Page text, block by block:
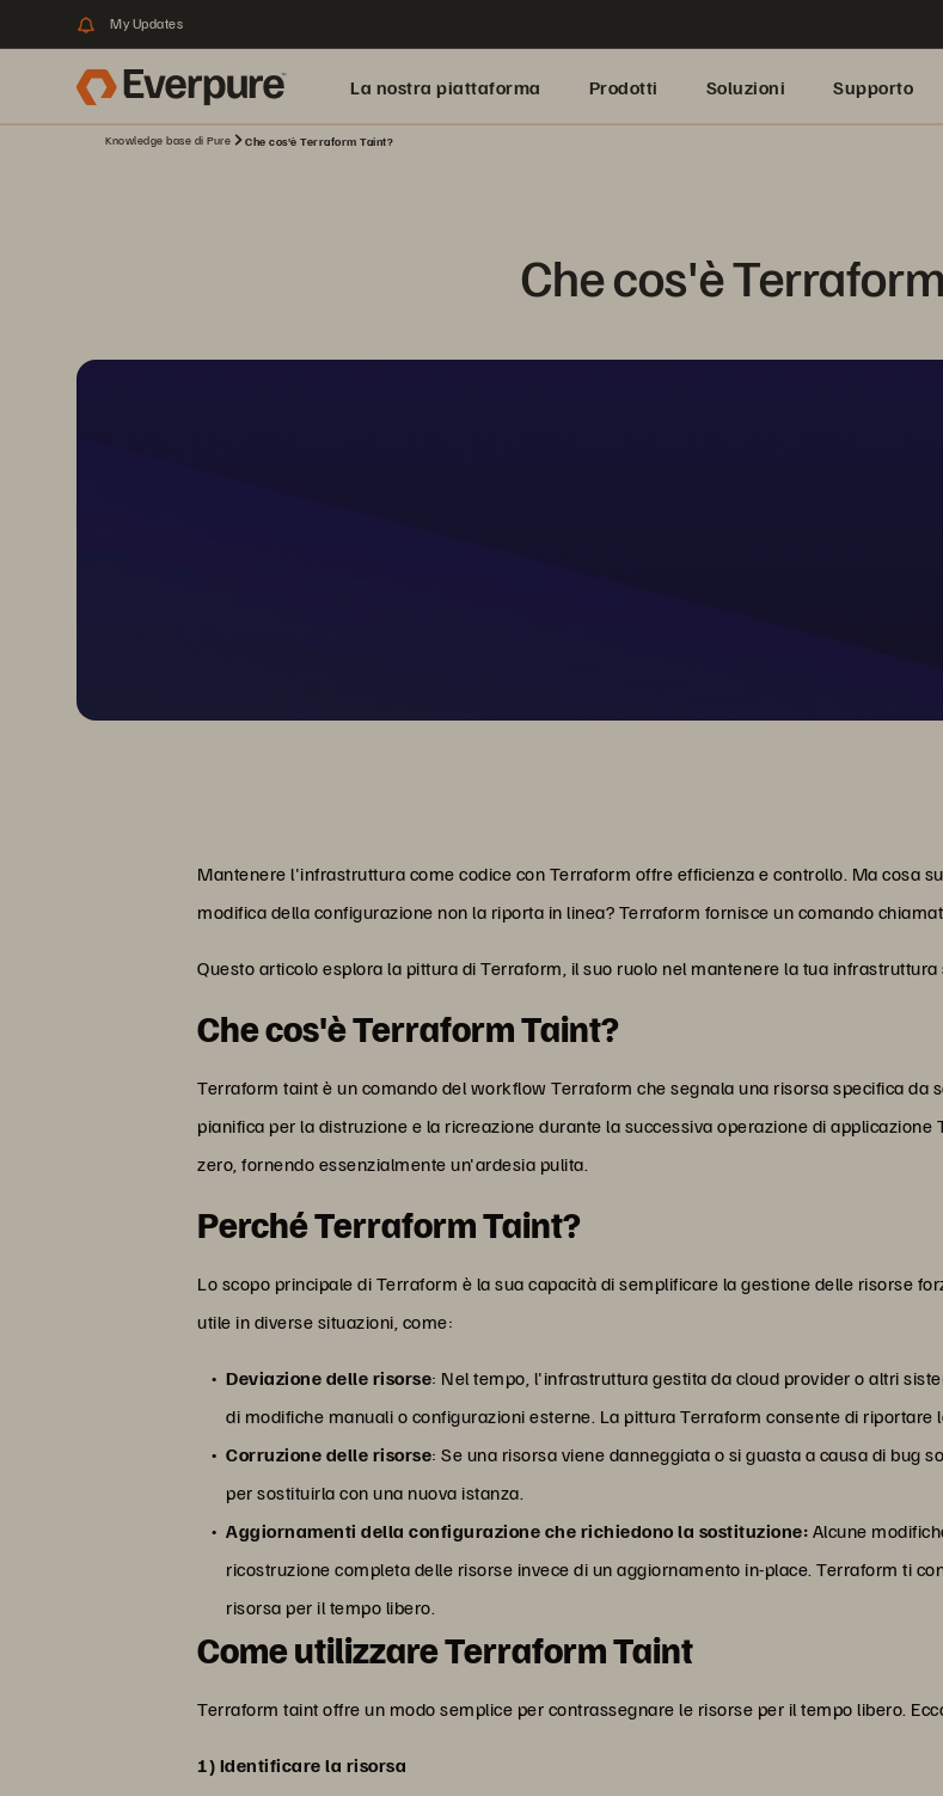
My Updates
La nostra piattaforma Prodotti Soluzioni Supporto
Knowledge base di Pure Che cos'è Terraform Taint?
Che cos'è
Mantenere l'infrastruttura come codice con Terraform offre efficienza e controllo. Ma cosa
modifica della configurazione non la riporta in linea? Terraform fornisce un comando
Questo articolo esplora la pittura di Terraform, il suo ruolo nel mantenere la tua
Che cos'è Terraform Taint?
Terraform taint è un comando del workflow Terraform che segnala una risorsa specifica da
pianifica per la distruzione e la ricreazione durante la successiva operazione di
zero, fornendo essenzialmente un'ardesia pulita.
Perché Terraform Taint?
Lo scopo principale di Terraform è la sua capacità di semplificare la gestione delle risorse
utile in diverse situazioni, come:
Deviazione delle risorse: Nel tempo, l'infrastruttura gestita da cloud provider o altri
di modifiche manuali o configurazioni esterne. La pittura Terraform consente di
Corruzione delle risorse: Se una risorsa viene danneggiata o si guasta a causa di bug
per sostituirla con una nuova istanza.
Aggiornamenti della configurazione che richiedono la sostituzione: Alcune
ricostruzione completa delle risorse invece di un aggiornamento in-place. Terraform ti
risorsa per il tempo libero.
Come utilizzare Terraform Taint
Terraform taint offre un modo semplice per contrassegnare le risorse per il tempo libero.
1) Identificare la risorsa